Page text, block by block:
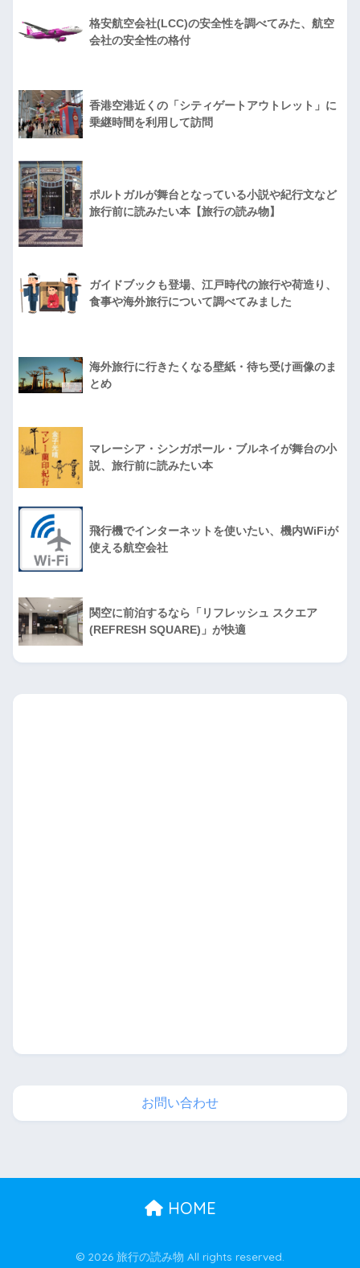
格安航空会社(LCC)の安全性を調べてみた、航空
会社の安全性の格付
香港空港近くの「シティゲートアウトレット」に
乗継時間を利用して訪問
ポルトガルが舞台となっている小説や紀行文など
旅行前に読みたい本【旅行の読み物】
ガイドブックも登場、江戸時代の旅行や荷造り、
食事や海外旅行について調べてみました
海外旅行に行きたくなる壁紙・待ち受け画像のま
とめ
マレーシア・シンガポール・ブルネイが舞台の小
説、旅行前に読みたい本
飛行機でインターネットを使いたい、機内WiFiが
使える航空会社
関空に前泊するなら「リフレッシュ スクエア
(REFRESH SQUARE)」が快適
お問い合わせ
HOME
© 2026 旅行の読み物 All rights reserved.